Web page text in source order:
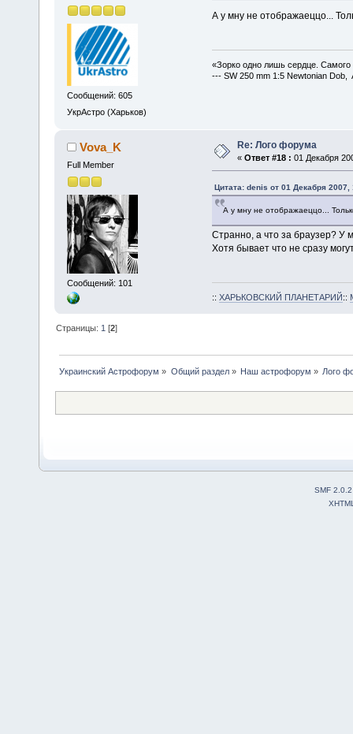
Сообщений: 605
УкрАстро (Харьков)
А у мну не отображаеццо...
«Зорко одно лишь сердце.
--- SW 250 mm 1:5 Newtonian
Vova_K
Full Member
Сообщений: 101
Re: Лого форума
« Ответ #18 : 01 Декабря
Цитата: denis от 01 Декабря 2007,
А у мну не отображаеццо...
Странно, а что за браузер? У
Хотя бывает что не сразу
:: ХАРЬКОВСКИЙ ПЛАНЕТАРИЙ::
Страницы: 1 [2]
Украинский Астрофорум » Общий раздел» Наш астрофорум » Лого
SMF 2.0.2